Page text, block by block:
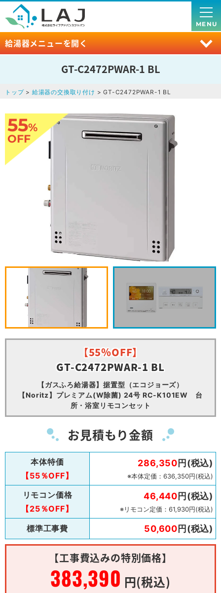
給湯器メニューを開く
MENU
GT-C2472PWAR-1 BL
トップ> 給湯器の交換取り付け > GT-C2472PWAR-1 BL
55%
OFF
【55％OFF】
GT-C2472PWAR-1 BL
【ガスふろ給湯器】据置型（エコジョーズ）
【Noritz】プレミアム(W除菌) 24号 RC-K101EW 台
所・浴室リモコンセット
お見積もり金額
本体特価
【55％OFF】
286,350 円(税込)
※本体定価：636,350円(税込)
リモコン価格
【25％OFF】
46,440 円(税込)
※リモコン定価：61,930円(税込)
標準工事費 50,600 円(税込)
【工事費込みの特別価格】
383,390 円(税込)